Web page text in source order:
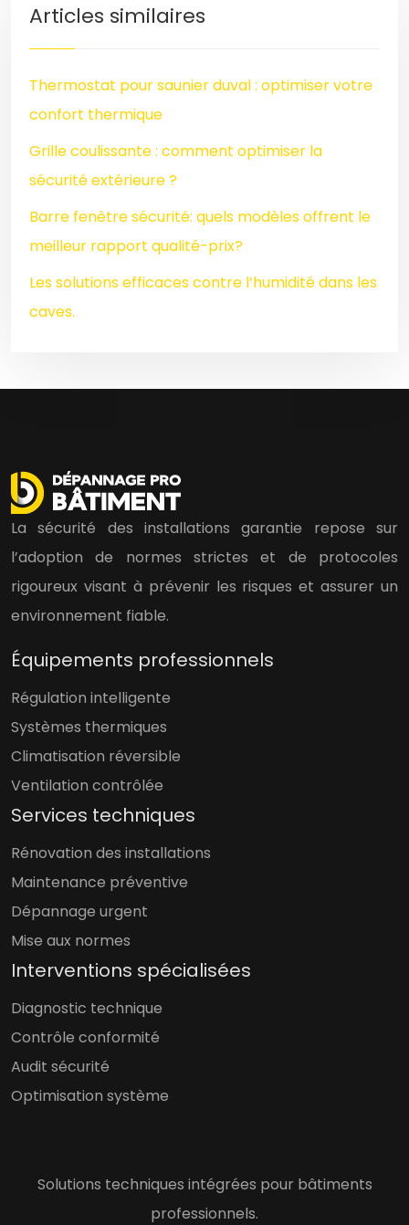
Articles similaires
Thermostat pour saunier duval : optimiser votre
confort thermique
Grille coulissante : comment optimiser la
sécurité extérieure ?
Barre fenêtre sécurité: quels modèles offrent le
meilleur rapport qualité-prix?
Les solutions efficaces contre l’humidité dans les
caves.
La sécurité des installations garantie repose sur
l’adoption de normes strictes et de protocoles
rigoureux visant à prévenir les risques et assurer un
environnement fiable.
Équipements professionnels
Régulation intelligente
Systèmes thermiques
Climatisation réversible
Ventilation contrôlée
Services techniques
Rénovation des installations
Maintenance préventive
Dépannage urgent
Mise aux normes
Interventions spécialisées
Diagnostic technique
Contrôle conformité
Audit sécurité
Optimisation système
Solutions techniques intégrées pour bâtiments
professionnels.